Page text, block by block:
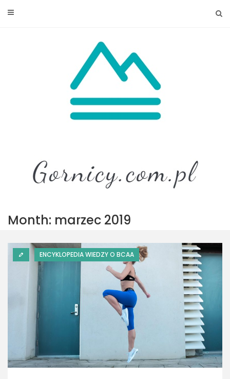
Month: marzec 2019
ENCYKLOPEDIA WIEDZY O BCAA